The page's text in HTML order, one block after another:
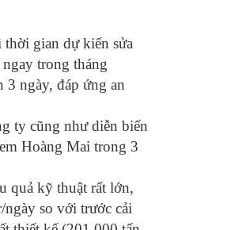
gian dự kiến sửa
trong tháng
3 ngày, đáp ứng an
ty cũng như diễn biến
Hoàng Mai trong 3
quả kỹ thuật rất lớn,
so với trước cải